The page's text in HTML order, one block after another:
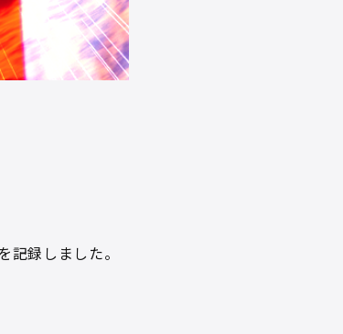
録しました。